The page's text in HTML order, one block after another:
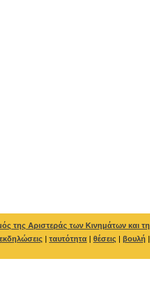
της Αριστεράς των Κινημάτων και
εκδηλώσεις | ταυτότητα | θέσεις | βουλή |